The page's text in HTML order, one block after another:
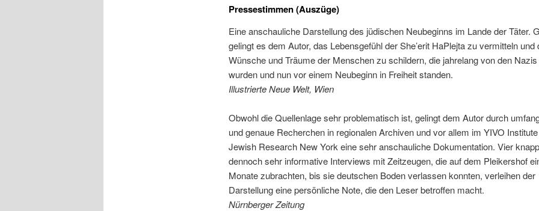
Pressestimmen(Auszüge)
Eine anschauliche Darstellung des jüdischen Neubeginns im Lande der Täter.
gelingt es dem Autor, das Lebensgefühl der She’erit HaPlejta zu vermitteln und
Wünsche und Träume der Menschen zu schildern, die jahrelang von den
wurden und nun vor einem Neubeginn in Freiheit standen.
Illustrierte Neue Welt, Wien
Obwohl die Quellenlage sehr problematisch ist, gelingt dem Autor durch
und genaue Recherchen in regionalen Archiven und vor allem im YIVO
Jewish Research New York eine sehr anschauliche Dokumentation. Vier
dennoch sehr informative Interviews mit Zeitzeugen, die auf dem Pleikershof
Monate zubrachten, bis sie deutschen Boden verlassen konnten, verleihen der
Darstellung eine persönliche Note, die den Leser betroffen macht.
Nürnberger Zeitung